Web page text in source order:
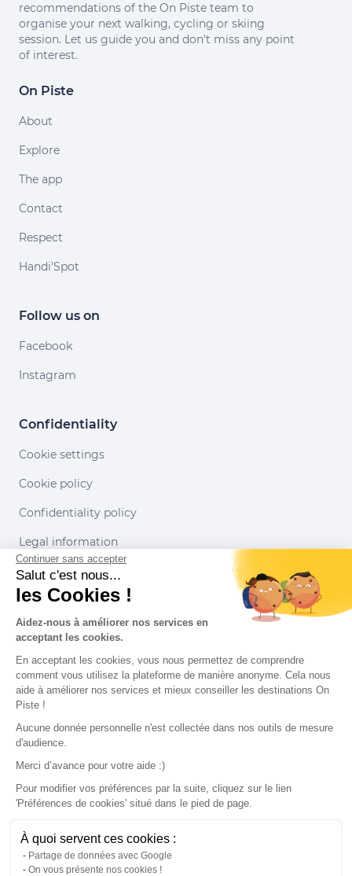
recommendations of the On Piste team to
organise your next walking, cycling or skiing
session. Let us guide you and don't miss any point
of interest.
On Piste
About
Explore
The app
Contact
Respect
Handi'Spot
Follow us on
Facebook
Instagram
Confidentiality
Cookie settings
Cookie policy
Confidentiality policy
Legal information
Conditions of use
Our partners
v. 1.45.0
Continuer sans accepter
Salut c'est nous...
les Cookies !
Aidez-nous à améliorer nos services en
acceptant les cookies.
En acceptant les cookies, vous nous permettez de comprendre
comment vous utilisez la plateforme de manière anonyme. Cela nous
aide à améliorer nos services et mieux conseiller les destinations On
Piste !
Aucune donnée personnelle n'est collectée dans nos outils de mesure
d'audience.
Merci d’avance pour votre aide :)
Pour modifier vos préférences par la suite, cliquez sur le lien
'Préférences de cookies' situé dans le pied de page.
À quoi servent ces cookies :
Partage de données avec Google
On vous présente nos cookies !